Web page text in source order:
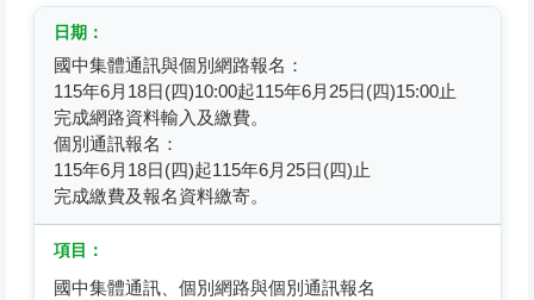
國中集體通訊與個別網路報名：
115年6月18日(四)10:00起115年6月25日(四)15:00止
完成網路資料輸入及繳費。
個別通訊報名：
115年6月18日(四)起115年6月25日(四)止
完成繳費及報名資料繳寄。
國中集體通訊、個別網路與個別通訊報名